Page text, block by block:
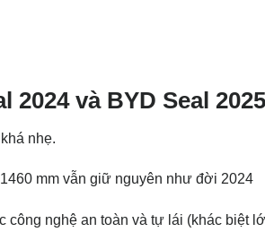
và BYD Seal 2025
nhẹ.
mm vẫn giữ nguyên như đời 2024
công nghệ an toàn và tự lái (khác biệt